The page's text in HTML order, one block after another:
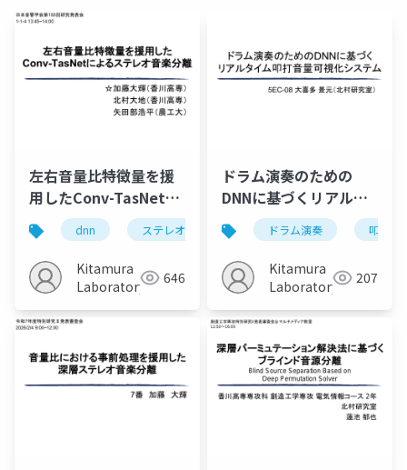
左右音量比特徴量を援
用したConv-TasNetに
よるステレオ音楽分離
dnn ステレオ音楽信号 film
Kitamura
Laboratory
646
ドラム演奏のための
DNNに基づくリアルタ
イム叩打音量可視化シ
ステム
ドラム演奏 叩打音
Kitamura
Laboratory
207